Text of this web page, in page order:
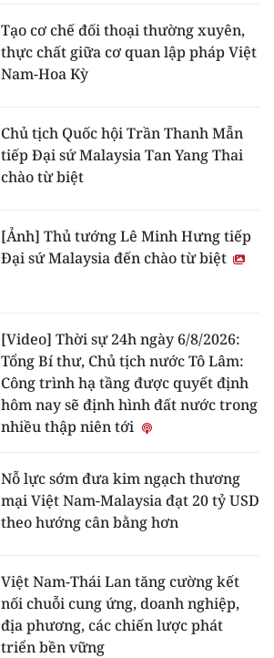
Tạo cơ chế đối thoại thường xuyên,
thực chất giữa cơ quan lập pháp Việt
Nam-Hoa Kỳ
Chủ tịch Quốc hội Trần Thanh Mẫn
tiếp Đại sứ Malaysia Tan Yang Thai
chào từ biệt
[Ảnh] Thủ tướng Lê Minh Hưng tiếp
Đại sứ Malaysia đến chào từ biệt
[Video] Thời sự 24h ngày 6/8/2026:
Tổng Bí thư, Chủ tịch nước Tô Lâm:
Công trình hạ tầng được quyết định
hôm nay sẽ định hình đất nước trong
nhiều thập niên tới
Nỗ lực sớm đưa kim ngạch thương
mại Việt Nam-Malaysia đạt 20 tỷ USD
theo hướng cân bằng hơn
Việt Nam-Thái Lan tăng cường kết
nối chuỗi cung ứng, doanh nghiệp,
địa phương, các chiến lược phát
triển bền vững